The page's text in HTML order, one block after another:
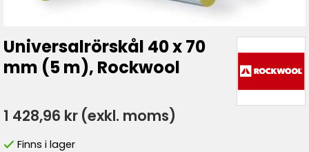
Universalrörskål 40 x 70
mm (5 m), Rockwool
1 428,96 kr (exkl. moms)
Finns i lager